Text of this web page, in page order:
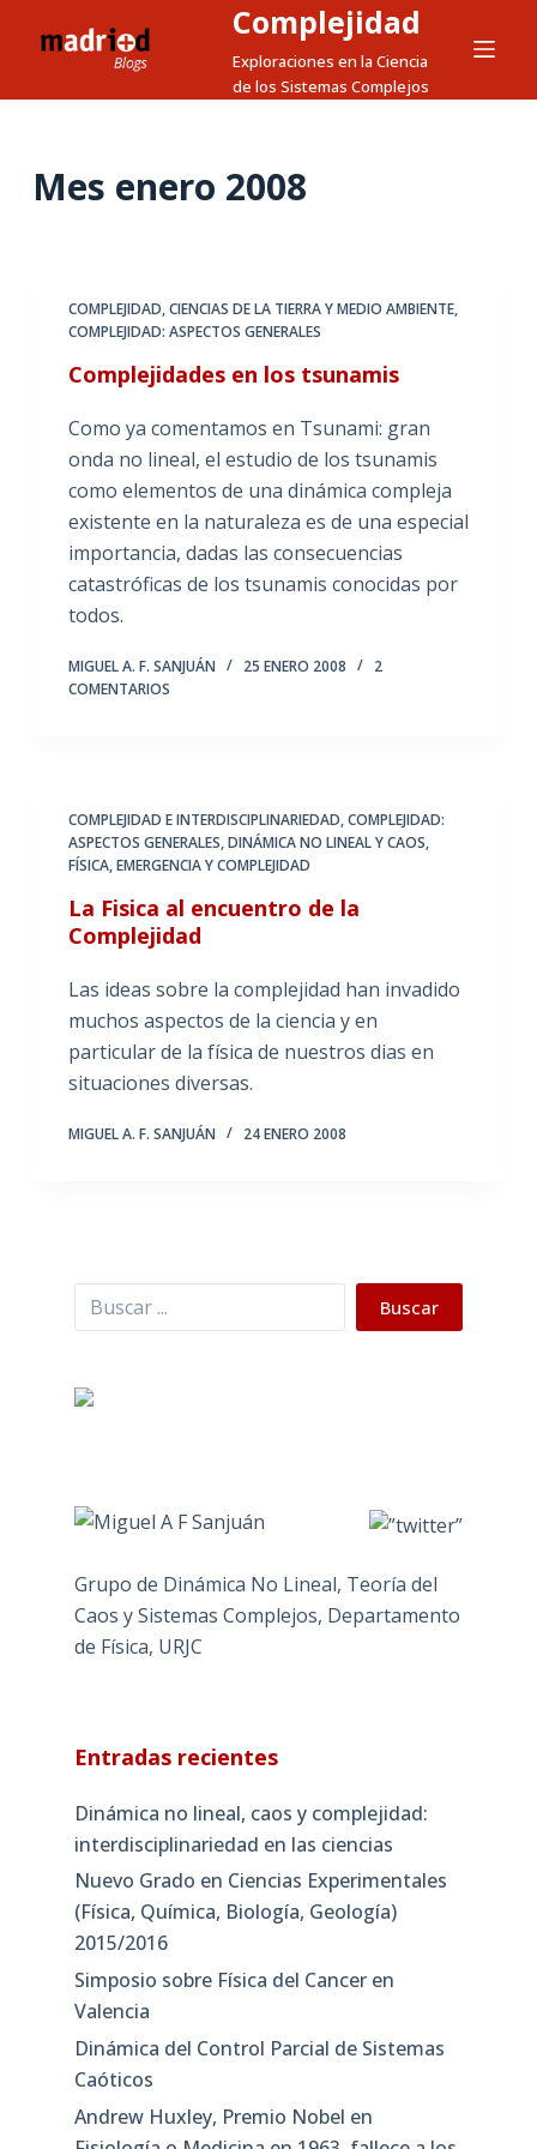
Complejidad
Exploraciones en la Ciencia
de los Sistemas Complejos
Mes enero 2008
COMPLEJIDAD, CIENCIAS DE LA TIERRA Y MEDIO AMBIENTE,
COMPLEJIDAD: ASPECTOS GENERALES
Complejidades en los tsunamis
Como ya comentamos en Tsunami: gran
onda no lineal, el estudio de los tsunamis
como elementos de una dinámica compleja
existente en la naturaleza es de una especial
importancia, dadas las consecuencias
catastróficas de los tsunamis conocidas por
todos.
MIGUEL A. F. SANJUÁN 25 ENERO 2008
2
COMENTARIOS
COMPLEJIDAD E INTERDISCIPLINARIEDAD,COMPLEJIDAD:
ASPECTOS GENERALES,DINÁMICA NO LINEAL Y CAOS,
FÍSICA, EMERGENCIA Y COMPLEJIDAD
La Fisica al encuentro de la
Complejidad
Las ideas sobre la complejidad han invadido
muchos aspectos de la ciencia y en
particular de la física de nuestros dias en
situaciones diversas.
MIGUEL A. F. SANJUÁN 24 ENERO 2008
Buscar Buscar
Grupo de Dinámica No Lineal, Teoría del
Caos y Sistemas Complejos, Departamento
de Física, URJC
Entradas recientes
Dinámica no lineal, caos y complejidad:
interdisciplinariedad en las ciencias
Nuevo Grado en Ciencias Experimentales
(Física, Química, Biología, Geología)
2015/2016
Simposio sobre Física del Cancer en
Valencia
Dinámica del Control Parcial de Sistemas
Caóticos
Andrew Huxley, Premio Nobel en